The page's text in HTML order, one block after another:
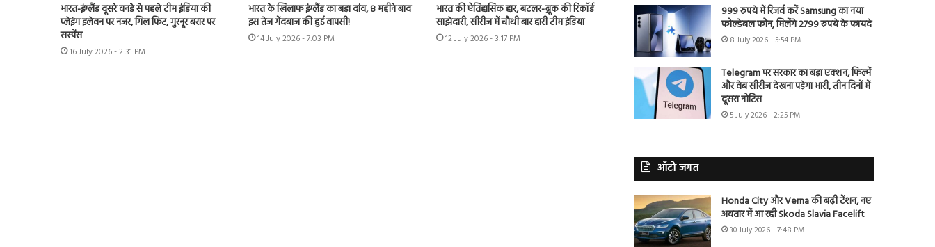
भारत-इंग्लैंड दूसरे वनडे से पहले टीम इंडिया की
प्लेइंग इलेवन पर नजर, गिल फिट, गुरनूर बरार पर
सस्पेंस
16 July 2026 - 2:31 PM
भारत के खिलाफ इंग्लैंड का बड़ा दांव, 8 महीने बाद
इस तेज गेंदबाज की हुई वापसी!
14 July 2026 - 7:03 PM
भारत की ऐतिहासिक हार, बटलर-ब्रूक की रिकॉर्ड
साझेदारी, सीरीज में चौथी बार हारी टीम इंडिया
12 July 2026 - 3:17 PM
999 रुपये में रिजर्व करें Samsung का नया
फोल्डेबल फोन, मिलेंगे 2799 रुपये के फायदे
8 July 2026 - 5:54 PM
Telegram पर सरकार का बड़ा एक्शन, फिल्में
और वेब सीरीज देखना पड़ेगा भारी, तीन दिनों में
दूसरा नोटिस
5 July 2026 - 2:25 PM
ऑटो जगत
Honda City और Verna की बढ़ी टेंशन, नए
अवतार में आ रही Skoda Slavia Facelift
30 July 2026 - 7:48 PM